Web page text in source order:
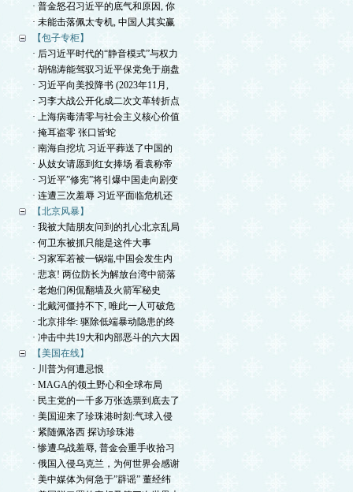
· 普金怒召习近平的底气和原因, 你
· 未能击落佩太专机, 中国人其实赢
【包子专柜】
· 后习近平时代的“静音模式”与权力
· 胡锦涛能驾驭习近平保党免于崩盘
· 习近平向美投降书 (2023年11月,
· 习李大战公开化成二次文革转折点
· 上海病毒清零与社会主义核心价值
· 掩耳盗零 张口皆蛇
· 南海自挖坑 习近平葬送了中国的
· 从妓女请愿到红女捧场 看袁称帝
· 习近平”修宪”将引爆中国走向剧变
· 连遭三次羞辱 习近平面临危机还
【北京风暴】
· 我被大陆朋友问到的扎心北京乱局
· 何卫东被抓只能是这件大事
· 习家军若被一锅端,中国会发生内
· 悲哀! 两位防长为解放台湾中箭落
· 老炮们闲侃翻墙及火箭军秘史
· 北戴河僵持不下, 唯此一人可破危
· 北京排华: 驱除低端暴动隐患的终
· 冲击中共19大和内部恶斗的六大因
【美国在线】
· 川普为何遭忌恨
· MAGA的领土野心和全球布局
· 民主党的一千多万张选票到底去了
· 美国迎来了珍珠港时刻:气球入侵
· 紧随佩洛西 探访珍珠港
· 惨遭乌战羞辱, 普金会重手收拾习
· 俄国入侵乌克兰，为何世界会感谢
· 美中媒体为何急于”辟谣” 董经纬